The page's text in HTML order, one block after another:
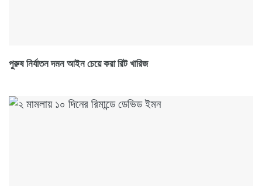
পুরুষ নির্যাতন দমন আইন চেয়ে করা রিট খারিজ